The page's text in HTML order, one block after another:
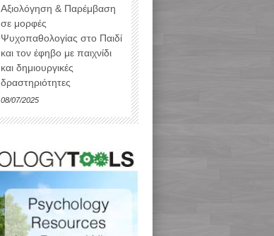
Αξιολόγηση & Παρέμβαση
σε μορφές
Ψυχοπαθολογίας στο Παιδί
και τον έφηβο με παιχνίδι
και δημιουργικές
δραστηριότητες
08/07/2025